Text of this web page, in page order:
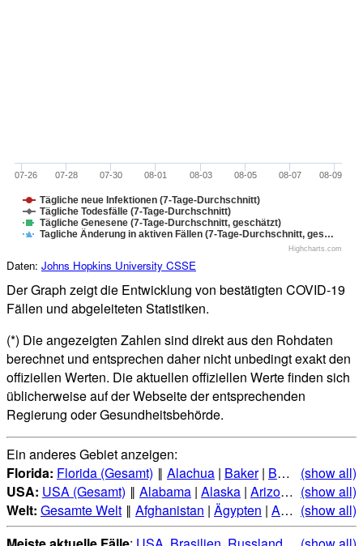
Tägliche neue Infektionen (7-Tage-Durchschnitt)
Tägliche Todesfälle (7-Tage-Durchschnitt)
Tägliche Genesene (7-Tage-Durchschnitt, geschätzt)
Tagliche Änderung in aktiven Fällen (7-Tage-Durchschnitt, ges…
07-26 07-28 07-30 08-01 08-03 08-05 08-07 08-09
Highcharts.com
Daten: Johns Hopkins University CSSE
Der Graph zeigt die Entwicklung von bestätigten COVID-19
Fällen und abgeleiteten Statistiken.
(*) Die angezeigten Zahlen sind direkt aus den Rohdaten
berechnet und entsprechen daher nicht unbedingt exakt den
offiziellen Werten. Die aktuellen offiziellen Werte finden sich
üblicherweise auf der Webseite der entsprechenden
Regierung oder Gesundheitsbehörde.
Ein anderes Gebiet anzeigen:
Florida: Florida (Gesamt) ‖ Alachua | Baker| Bay Bradford|
(show all)
USA: USA (Gesamt) ‖ Alabama | Alaska | Arizona |Arkansas
(show all)
Welt: Gesamte Welt ‖ Afghanistan | Ägypten | Albanien |
(show all)